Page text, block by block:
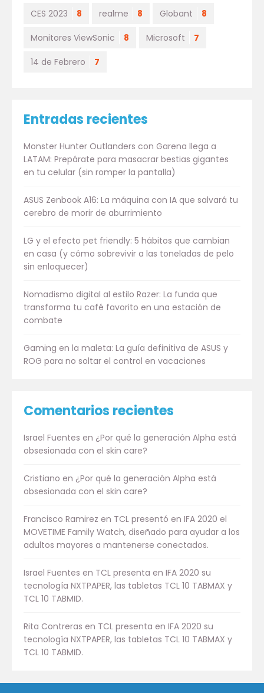
CES 2023 8 realme 8 Globant 8
Monitores ViewSonic 8 Microsoft 7
14 de Febrero 7
Entradas recientes
Monster Hunter Outlanders con Garena llega a
LATAM: Prepárate para masacrar bestias gigantes
en tu celular (sin romper la pantalla)
ASUS Zenbook A16: La máquina con IA que salvará tu
cerebro de morir de aburrimiento
LG y el efecto pet friendly: 5 hábitos que cambian
en casa (y cómo sobrevivir a las toneladas de pelo
sin enloquecer)
Nomadismo digital al estilo Razer: La funda que
transforma tu café favorito en una estación de
combate
Gaming en la maleta: La guía definitiva de ASUS y
ROG para no soltar el control en vacaciones
Comentarios recientes
Israel Fuentes en ¿Por qué la generación Alpha está
obsesionada con el skin care?
Cristiano en ¿Por qué la generación Alpha está
obsesionada con el skin care?
Francisco Ramirez en TCL presentó en IFA 2020 el
MOVETIME Family Watch, diseñado para ayudar a los
adultos mayores a mantenerse conectados.
Israel Fuentes en TCL presenta en IFA 2020 su
tecnología NXTPAPER, las tabletas TCL 10 TABMAX y
TCL 10 TABMID.
Rita Contreras en TCL presenta en IFA 2020 su
tecnología NXTPAPER, las tabletas TCL 10 TABMAX y
TCL 10 TABMID.